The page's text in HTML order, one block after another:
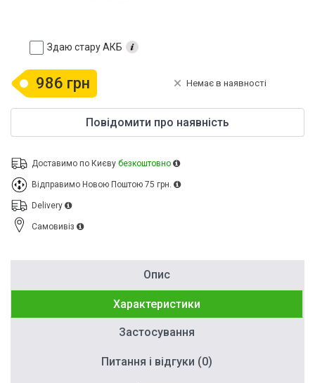
Здаю стару АКБ
986 грн Немає в наявності
Повідомити про наявність
Доставимо по Києву безкоштовно
Відправимо Новою Поштою 75 грн.
Delivery
Cамовивіз
Опис
Характеристики
Застосування
Питання і відгуки (0)